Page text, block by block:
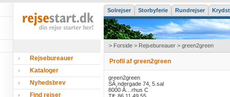
Solrejser Storbyferie Rundrejser
> Forside > Rejsebureauer > green2green
Rejsebureauer
Kataloger
Nyhedsbrev
Find rejser
Profil af green2green
green2green
SÃ¸ndergade 74, 5.sal
8000 Ã…rhus C